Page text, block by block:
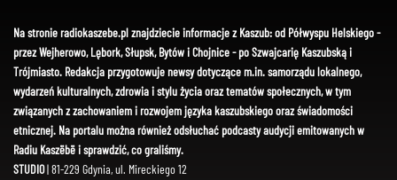
Na stronie radiokaszebe.pl znajdziecie informacje z Kaszub: od Półwyspu Helskiego -
przez Wejherowo, Lębork, Słupsk, Bytów i Chojnice - po Szwajcarię Kaszubską i
Trójmiasto. Redakcja przygotowuje newsy dotyczące m.in. samorządu lokalnego,
wydarzeń kulturalnych, zdrowia i stylu życia oraz tematów społecznych, w tym
związanych z zachowaniem i rozwojem języka kaszubskiego oraz świadomości
etnicznej. Na portalu można również odsłuchać podcasty audycji emitowanych w
Radiu Kaszëbë i sprawdzić, co graliśmy.
STUDIO| 81-229 Gdynia, ul. Mireckiego 12